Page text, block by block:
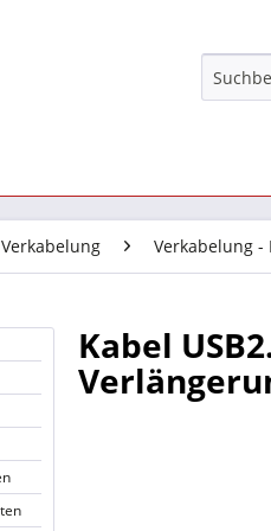
Verkabelung -
Kabel